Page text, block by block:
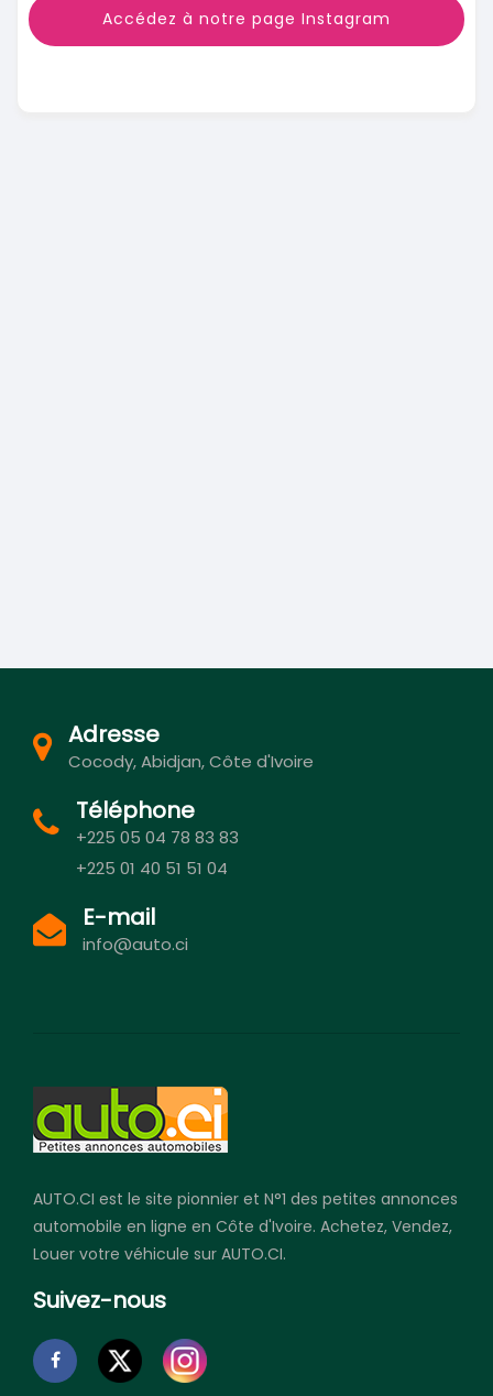
Accédez à notre page Instagram
Adresse
Cocody, Abidjan, Côte d'Ivoire
Téléphone
+225 05 04 78 83 83
+225 01 40 51 51 04
E-mail
info@auto.ci
AUTO.CI est le site pionnier et N°1 des petites annonces
automobile en ligne en Côte d'Ivoire. Achetez, Vendez,
Louer votre véhicule sur AUTO.CI.
Suivez-nous